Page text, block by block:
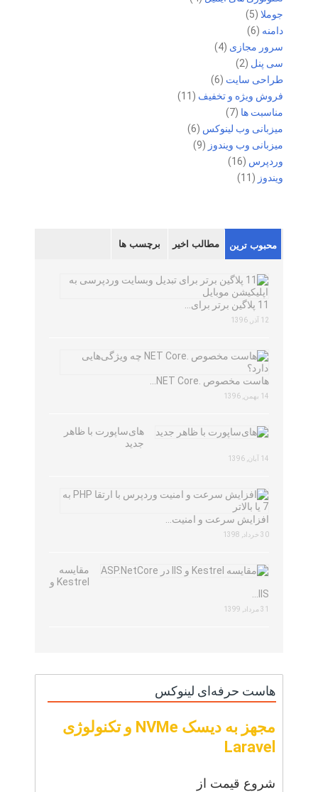
جوملا (5)
دامنه (6)
سرور مجازی (4)
سی پنل (2)
طراحی سایت (6)
فروش ویژه و تخفیف (11)
مناسبت ها (7)
میزبانی وب لینوکس (6)
میزبانی وب ویندوز (9)
وردپرس (16)
ویندوز (11)
محبوب ترین مطالب اخیر برچسب ها
11 پلاگین برتر برای…
12 آذر, 1396
هاست مخصوص .NET Core…
14 بهمن, 1396
های‌ساپورت با ظاهر
جدید
14 آبان, 1396
افزایش سرعت و امنیت…
30 خرداد, 1398
مقایسه
Kestrel و
IIS…
31 مرداد, 1399
هاست حرفه‌ای لینوکس
مجهز به دیسک NVMe و تکنولوژی
Laravel
شروع قیمت از